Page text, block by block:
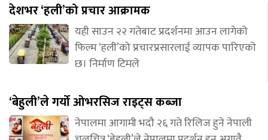
देशभर ‘हली’को प्रचार आक्रामक
यही साउन २२ गतेबाट प्रदर्शनमा आउन लागेको
फिल्म ‘हली’को प्रचारप्रसारलाई व्यापक पारिएको
छ। निर्माण टिमले
‘बेहुली’ले गर्यो ओभरसिज राइट्स कब्जा
नेपालमा आगामी भदौ २६ गते रिलिज हुने नेपाली